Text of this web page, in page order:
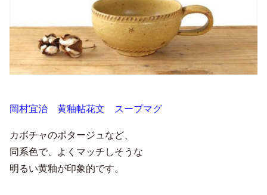
岡村宜治 黄釉帖花文 スープマグ
カボチャのポタージュなど、
同系色で、よくマッチしそうな
明るい黄釉が印象的です。